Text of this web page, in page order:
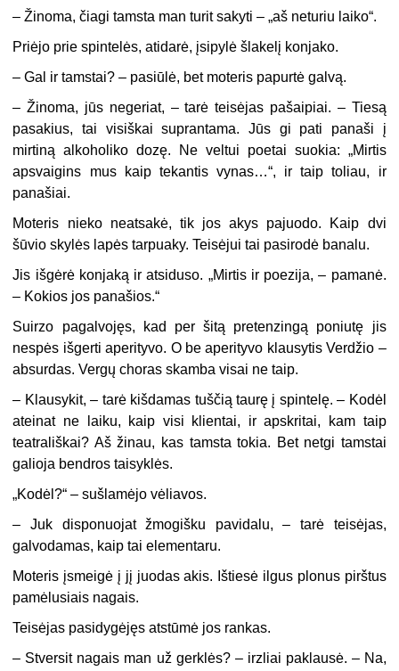
–Žinoma, čiagi tamsta man turit sakyti – „aš neturiu laiko“.
Priėjo prie spintelės, atidarė, įsipylė šlakelį konjako.
–Gal ir tamstai? – pasiūlė, bet moteris papurtė galvą.
–Žinoma, jūs negeriat, – tarė teisėjas pašaipiai. – Tiesą
pasakius, tai visiškai suprantama. Jūs gi pati panaši į
mirtiną alkoholiko dozę. Ne veltui poetai suokia: „Mirtis
apsvaigins mus kaip tekantis vynas…“, ir taip toliau, ir
panašiai.
Moteris nieko neatsakė, tik jos akys pajuodo. Kaip dvi
šūvio skylės lapės tarpuaky. Teisėjui tai pasirodė banalu.
Jis išgėrė konjaką ir atsiduso. „Mirtis ir poezija, – pamanė.
– Kokios jos panašios.“
Suirzo pagalvojęs, kad per šitą pretenzingą poniutę jis
nespės išgerti aperityvo. O be aperityvo klausytis Verdžio –
absurdas. Vergų choras skamba visai ne taip.
– Klausykit, – tarė kišdamas tuščią taurę į spintelę. – Kodėl
ateinat ne laiku, kaip visi klientai, ir apskritai, kam taip
teatrališkai? Aš žinau, kas tamsta tokia. Bet netgi tamstai
galioja bendros taisyklės.
„Kodėl?“ – sušlamėjo vėliavos.
–Juk disponuojat žmogišku pavidalu, – tarė teisėjas,
galvodamas, kaip tai elementaru.
Moteris įsmeigė į jį juodas akis. Ištiesė ilgus plonus pirštus
pamėlusiais nagais.
Teisėjas pasidygėjęs atstūmė jos rankas.
– Stversit nagais man už gerklės? – irzliai paklausė. – Na,